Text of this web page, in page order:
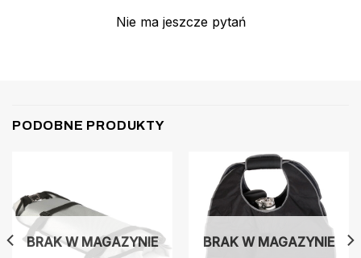
Nie ma jeszcze pytań
PODOBNE PRODUKTY
BRAK W MAGAZYNIE BRAK W MAGAZYNIE